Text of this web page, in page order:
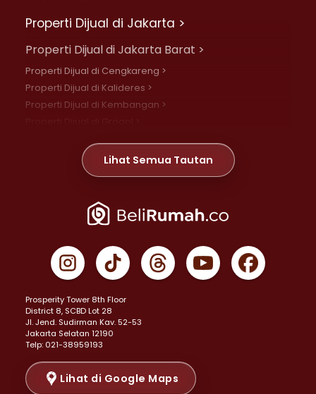
Properti Dijual di Jakarta >
Properti Dijual di Jakarta Barat >
Properti Dijual di Cengkareng >
Properti Dijual di Kalideres >
Properti Dijual di Kembangan >
Properti Dijual di Meruya >
Properti Dijual di Jelambar >
Properti Dijual di Jakarta Pusat >
Properti Dijual di Gambir >
Properti Dijual di Johar Baru >
Properti Dijual di Menteng >
Properti Dijual di Senen >
Properti Dijual di Tanah Abang >
Properti Dijual di Cikini >
Properti Dijual di Kramat >
Properti Dijual di Pasar Baru >
Lihat Semua Tautan
Prosperity Tower 8th Floor
District 8, SCBD Lot 28
JI. Jend. Sudirman Kav. 52-53
Jakarta Selatan 12190
Telp: 021-38959193
Lihat di Google Maps